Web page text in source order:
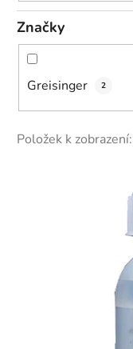
ůZnačky
Greisinger 2
Položek k zobrazení: